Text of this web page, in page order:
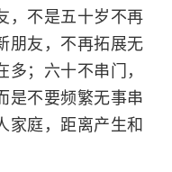
，不是五十岁不再
朋友，不再拓展无
；六十不串门，
是不要频繁无事串
家庭，距离产生和